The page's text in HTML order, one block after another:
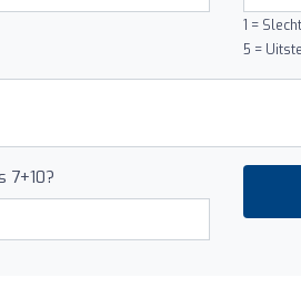
1 = Slecht
5 =
7+10?